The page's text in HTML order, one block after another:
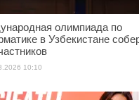
олимпиада по
в Узбекистане
10:10